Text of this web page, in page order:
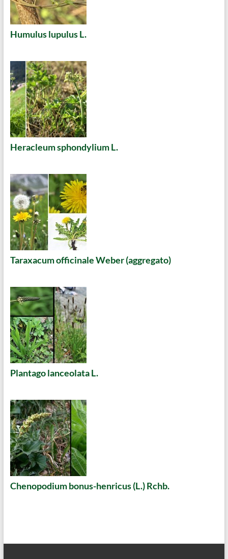
Humulus lupulus L.
Heracleum sphondylium L.
Taraxacum officinale Weber (aggregato)
Plantago lanceolata L.
Chenopodium bonus-henricus (L.) Rchb.